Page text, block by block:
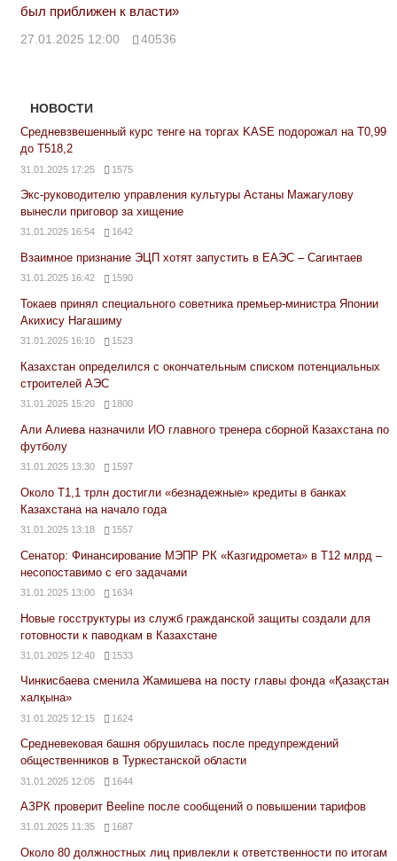
был приближен к власти»
27.01.2025 12:00 40536
НОВОСТИ
Средневзвешенный курс тенге на торгах KASE подорожал на Т0,99
до Т518,2
31.01.2025 17:25 1575
Экс-руководителю управления культуры Астаны Мажагулову
вынесли приговор за хищение
31.01.2025 16:54 1642
Взаимное признание ЭЦП хотят запустить в ЕАЭС – Сагинтаев
31.01.2025 16:42 1590
Токаев принял специального советника премьер-министра Японии
Акихису Нагашиму
31.01.2025 16:10 1523
Казахстан определился с окончательным списком потенциальных
строителей АЭС
31.01.2025 15:20 1800
Али Алиева назначили ИО главного тренера сборной Казахстана по
футболу
31.01.2025 13:30 1597
Около Т1,1 трлн достигли «безнадежные» кредиты в банках
Казахстана на начало года
31.01.2025 13:18 1557
Сенатор: Финансирование МЭПР РК «Казгидромета» в Т12 млрд –
несопоставимо с его задачами
31.01.2025 13:00 1634
Новые госструктуры из служб гражданской защиты создали для
готовности к паводкам в Казахстане
31.01.2025 12:40 1533
Чинкисбаева сменила Жамишева на посту главы фонда «Қазақстан
халқына»
31.01.2025 12:15 1624
Средневековая башня обрушилась после предупреждений
общественников в Туркестанской области
31.01.2025 12:05 1644
АЗРК проверит Beeline после сообщений о повышении тарифов
31.01.2025 11:35 1687
Около 80 должностных лиц привлекли к ответственности по итогам